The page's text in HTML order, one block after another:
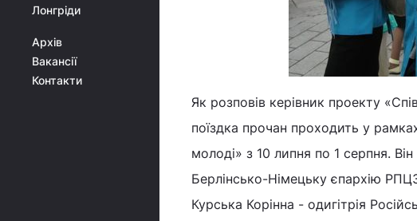
Лонгріди
Архів
Вакансії
Контакти
Як розповів керівник проекту
поїздка прочан проходить у
молоді» з 10 липня по 1 серпня.
Берлінсько-Німецьку єпархію
Курська Корінна - одигітрія